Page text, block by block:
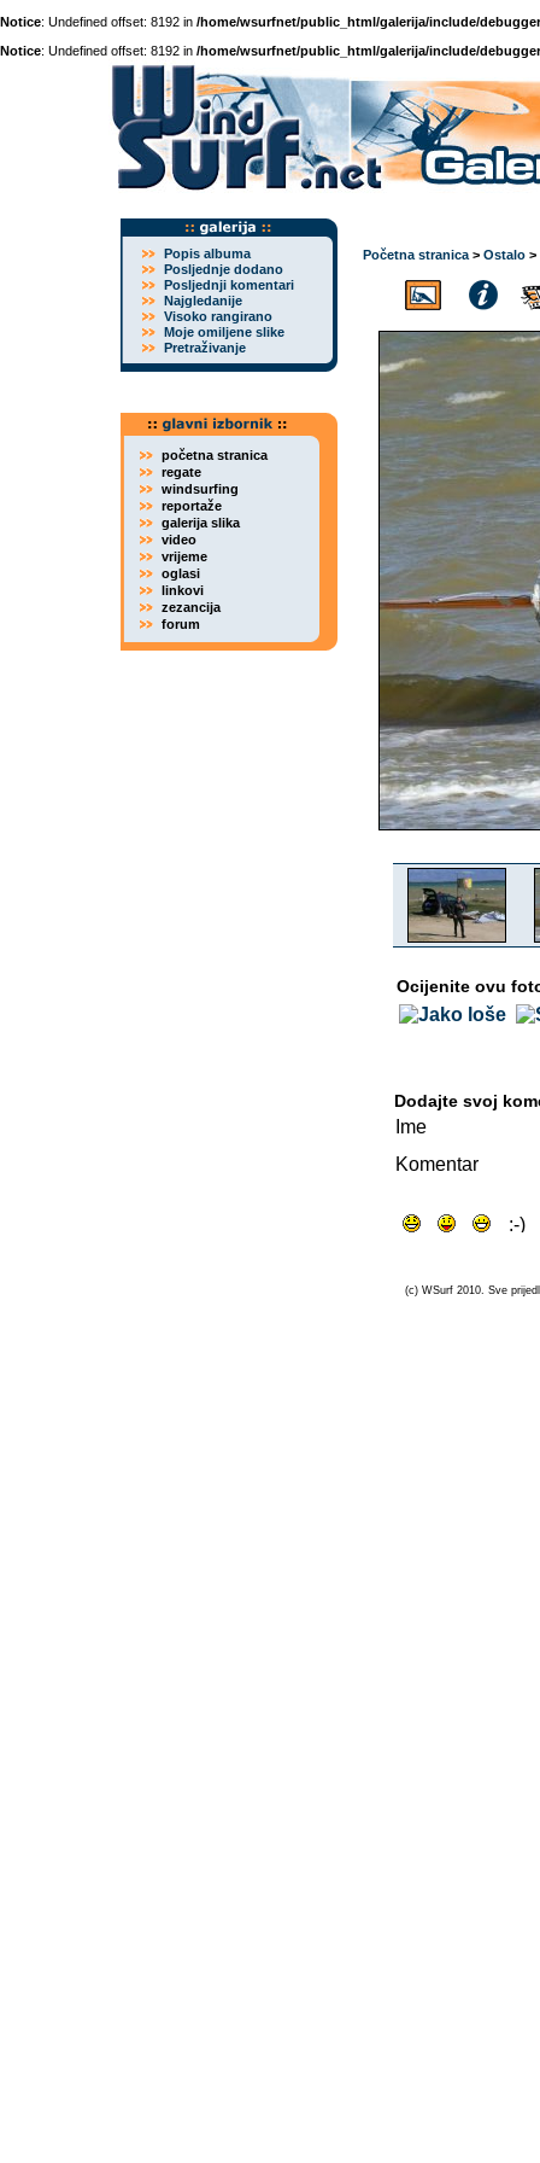
Notice: Undefined offset: 8192 in /home/wsurfnet/public_html/galerija/include/
Notice: Undefined offset: 8192 in /home/wsurfnet/public_html/galerija/include/
Popis albuma
Posljednje dodano
Posljednji komentari
Najgledanije
Visoko rangirano
Moje omiljene slike
Pretraživanje
početna stranica
regate
windsurfing
reportaže
galerija slika
video
vrijeme
oglasi
linkovi
zezancija
forum
Početna stranica > Ostalo >
Ocijenite ovu
Dodajte svoj
Ime
Komentar
(c) WSurf 2010. Sve